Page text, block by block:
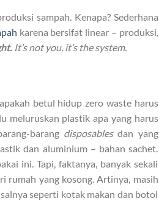
sampah. Kenapa? Sederhana
karena bersifat linear – produksi,
It’s not you, it’s the system.
betul hidup zero waste harus
meluruskan plastik apa yang harus
barang disposablesdan yang
dan aluminium – bahan sachet.
ini. Tapi, faktanya, banyak sekali
rumah yang kosong. Artinya, masih
seperti kotak makan dan botol